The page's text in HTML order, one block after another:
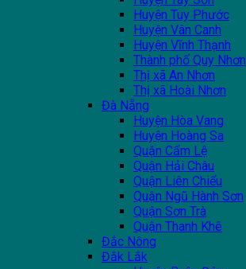
Huyện Tuy Phước
Huyện Vân Canh
Huyện Vĩnh Thạnh
Thành phố Quy Nhơn
Thị xã An Nhơn
Thị xã Hoài Nhơn
Đà Nẵng
Huyện Hòa Vang
Huyện Hoàng Sa
Quận Cẩm Lệ
Quận Hải Châu
Quận Liên Chiểu
Quận Ngũ Hành Sơn
Quận Sơn Trà
Quận Thanh Khê
Đắc Nông
Đắk Lắk